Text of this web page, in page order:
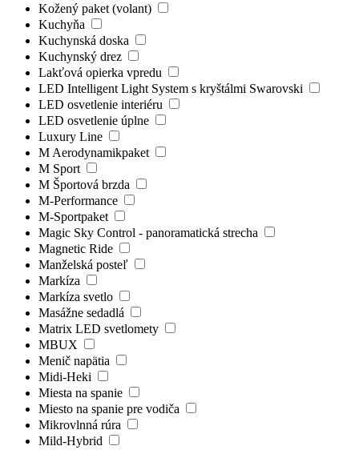
Kožený paket (volant)
Kuchyňa
Kuchynská doska
Kuchynský drez
Lakťová opierka vpredu
LED Intelligent Light System s kryštálmi Swarovski
LED osvetlenie interiéru
LED osvetlenie úplne
Luxury Line
M Aerodynamikpaket
M Sport
M Športová brzda
M-Performance
M-Sportpaket
Magic Sky Control - panoramatická strecha
Magnetic Ride
Manželská posteľ
Markíza
Markíza svetlo
Masážne sedadlá
Matrix LED svetlomety
MBUX
Menič napätia
Midi-Heki
Miesta na spanie
Miesto na spanie pre vodiča
Mikrovlnná rúra
Mild-Hybrid